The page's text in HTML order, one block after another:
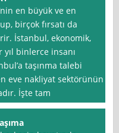
en büyük ve en
birçok fırsatı da
İstanbul, ekonomik,
binlerce insanı
taşınma talebi
eve nakliyat sektörünün
İşte tam